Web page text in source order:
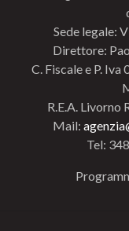
Sede legale:
Direttore:
C. Fiscale e P.
R.E.A. Livorno
Mail:
Tel: